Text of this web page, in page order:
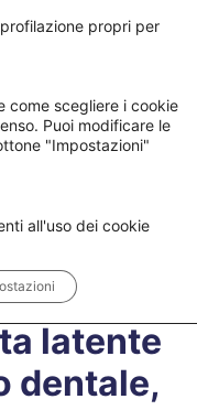
latente
dentale,
propri per
come scegliere i cookie
Puoi modificare le
"Impostazioni"
all'uso dei cookie